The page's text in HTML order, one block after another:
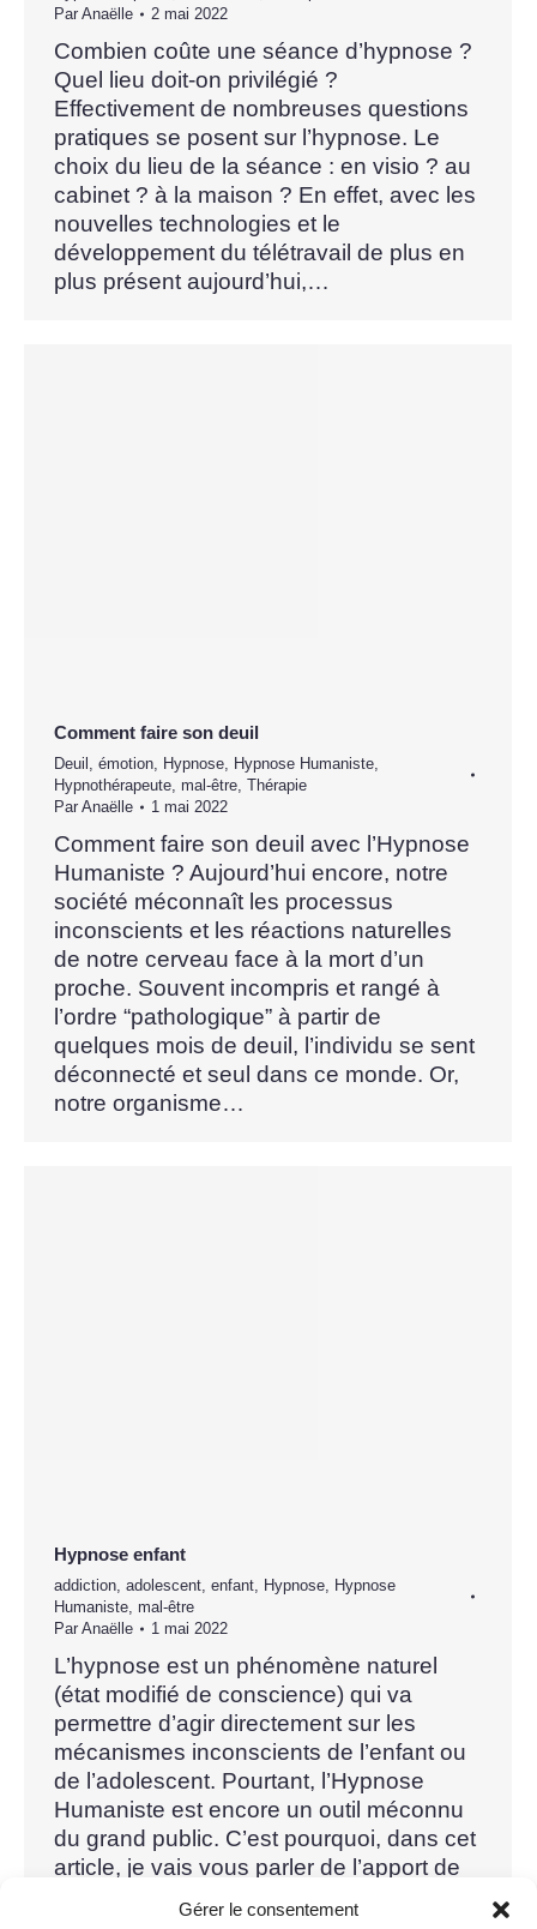
Gérer le consentement
Par Anaëlle 2 mai 2022
Combien coûte une séance d’hypnose ?
Quel lieu doit-on privilégié ?
Effectivement de nombreuses questions
pratiques se posent sur l’hypnose. Le
choix du lieu de la séance : en visio ? au
cabinet ? à la maison ? En effet, avec les
nouvelles technologies et le
développement du télétravail de plus en
plus présent aujourd’hui,…
Comment faire son deuil
Deuil , émotion, Hypnose, Hypnose Humaniste,
Hypnothérapeute, mal-être, Thérapie
Par Anaëlle 1 mai 2022
Comment faire son deuil avec l’Hypnose
Humaniste ? Aujourd’hui encore, notre
société méconnaît les processus
inconscients et les réactions naturelles
de notre cerveau face à la mort d’un
proche. Souvent incompris et rangé à
l’ordre “pathologique” à partir de
quelques mois de deuil, l’individu se sent
déconnecté et seul dans ce monde. Or,
notre organisme…
Hypnose enfant
addiction, adolescent, enfant, Hypnose, Hypnose
Humaniste, mal-être
Par Anaëlle 1 mai 2022
L’hypnose est un phénomène naturel
(état modifié de conscience) qui va
permettre d’agir directement sur les
mécanismes inconscients de l’enfant ou
de l’adolescent. Pourtant, l’Hypnose
Humaniste est encore un outil méconnu
du grand public. C’est pourquoi, dans cet
article, je vais vous parler de l’apport de